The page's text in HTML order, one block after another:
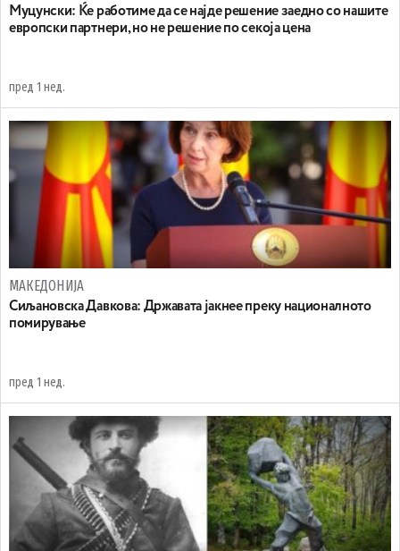
Муцунски: Ќе работиме да се најде решение заедно со нашите
европски партнери, но не решение по секоја цена
пред 1 нед.
МАКЕДОНИЈА
Сиљановска Давкова: Државата јакнее преку националното
помирување
пред 1 нед.